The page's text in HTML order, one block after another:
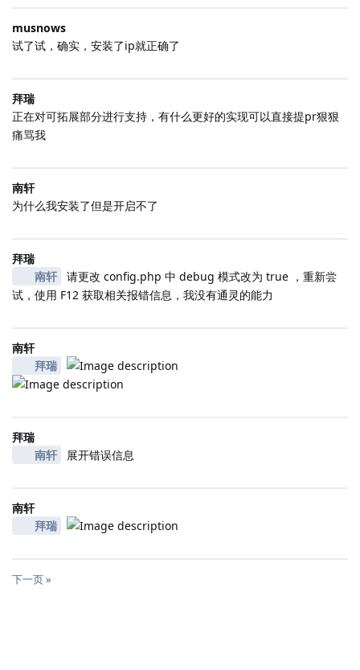
musnows
试了试，确实，安装了ip就正确了
拜瑞
正在对可拓展部分进行支持，有什么更好的实现可以直接提pr狠狠
痛骂我
南轩
为什么我安装了但是开启不了
拜瑞
南轩
请更改 config.php 中 debug 模式改为 true ，重新尝
试，使用 F12 获取相关报错信息，我没有通灵的能力
南轩
拜瑞
拜瑞
南轩
展开错误信息
南轩
拜瑞
下一页 »